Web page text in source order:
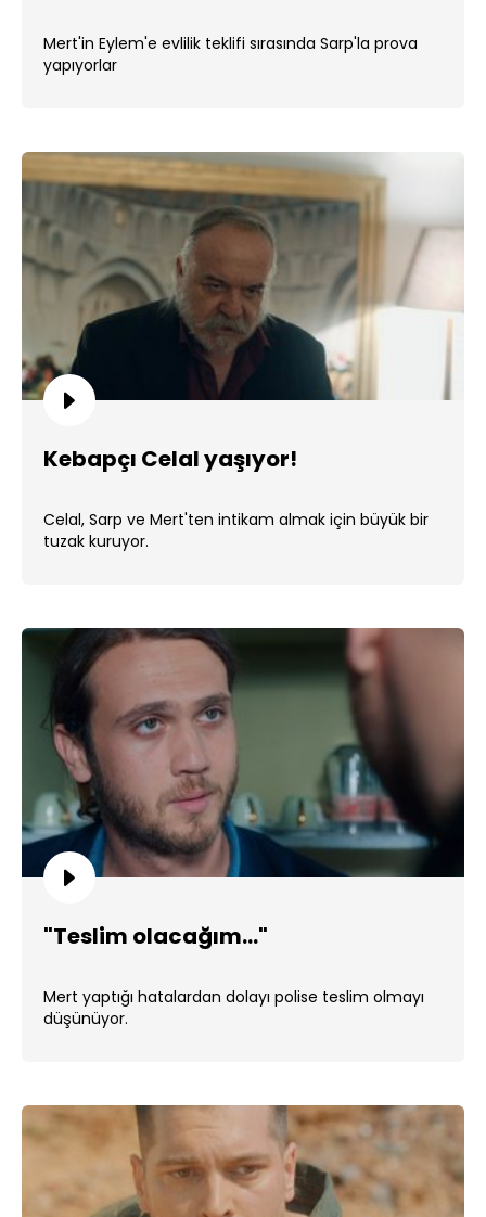
Mert'in Eylem'e evlilik teklifi sırasında Sarp'la prova
yapıyorlar
Kebapçı Celal yaşıyor!
Celal, Sarp ve Mert'ten intikam almak için büyük bir
tuzak kuruyor.
"Teslim olacağım..."
Mert yaptığı hatalardan dolayı polise teslim olmayı
düşünüyor.